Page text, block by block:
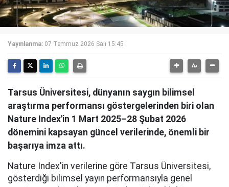
Yayınlanma: 07 Temmuz 2026 Salı 15:45
Tarsus Üniversitesi, dünyanın saygın bilimsel
araştırma performansı göstergelerinden biri olan
Nature Index'in 1 Mart 2025–28 Şubat 2026
dönemini kapsayan güncel verilerinde, önemli bir
başarıya imza attı.
Nature Index'in verilerine göre Tarsus Üniversitesi,
gösterdiği bilimsel yayın performansıyla genel